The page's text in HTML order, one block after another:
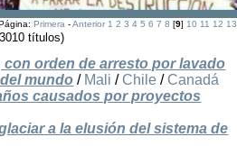
Primera-Anterior 1 2 3 4 5 6 7 8 [9] 10 11 12 13
títulos)
con orden de arresto por lavado
mundo / Mali / Chile / Canadá
causados por proyectos
a la elusión del sistema de